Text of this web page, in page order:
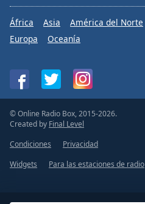
África Asia América del Norte
Europa
Oceanía
© Online Radio Box, 2015-2026.
Created by Final Level
Condiciones
Privacidad
Widgets
Para las estaciones de radio